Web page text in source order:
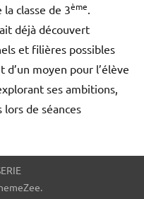
classe de 3ème.
déjà découvert
et filières possibles
d’un moyen pour l’élève
ses ambitions,
de séances